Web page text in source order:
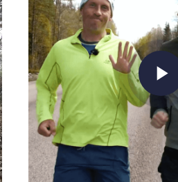
play_arrow